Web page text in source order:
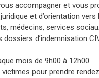
accompagner et vous
et d’orientation
médecins, services
d’indemnisation
mois de 9h00 à 12h00
victimes pour prendre